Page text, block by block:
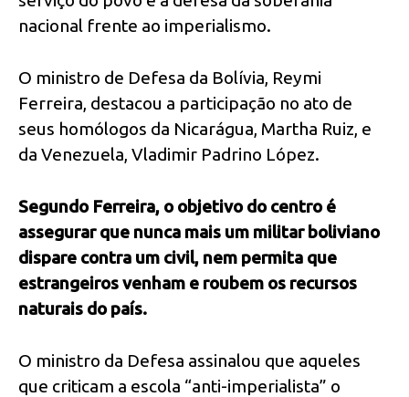
nacional frente ao imperialismo.
O ministro de Defesa da Bolívia, Reymi
Ferreira, destacou a participação no ato de
seus homólogos da Nicarágua, Martha Ruiz, e
da Venezuela, Vladimir Padrino López.
Segundo Ferreira, o objetivo do centro é
assegurar que nunca mais um militar boliviano
dispare contra um civil, nem permita que
estrangeiros venham e roubem os recursos
naturais do país.
O ministro da Defesa assinalou que aqueles
que criticam a escola “anti-imperialista” o